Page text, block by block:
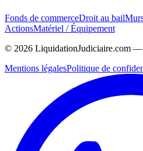
Fonds de commerceDroit au bail
ActionsMatériel / Équipement
© 2026 LiquidationJudiciaire.com —
Mentions légalesPolitique de